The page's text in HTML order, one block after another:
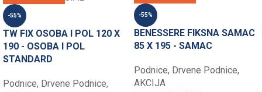
-55%
TW FIX OSOBA I POL 120 X
190 - OSOBA I POL
STANDARD
Podnice, Drvene Podnice,
-55%
BENESSERE FIKSNA SAMAC
85 X 195 - SAMAC
Podnice, Drvene Podnice,
AKCIJA